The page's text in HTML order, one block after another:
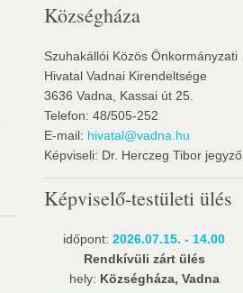
Községháza
Szuhakállói Közös Önkormányzati
Hivatal Vadnai Kirendeltsége
3636 Vadna, Kassai út 25.
Telefon: 48/505-252
E-mail: hivatal@vadna.hu
Képviseli: Dr. Herczeg Tibor jegyző
Képviselő-testületi ülés
időpont: 2026.07.15. - 14.00
Rendkívüli zárt ülés
hely: Községháza, Vadna